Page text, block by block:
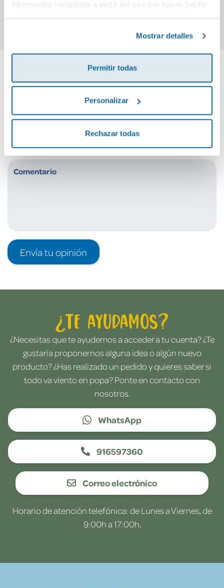
información recopilada a partir del uso que hayas hecho
Mostrar detalles
Permitir todas
Personalizar
Rechazar todas
Cuéntanos tu opinión
Debes iniciar sesión para poder valorarlo
Envía tu opinión
¿Te ayudamos?
¿Necesitas que te ayudemos a acceder a tu cuenta? ¿Te
gustaría proponernos alguna idea o algún nuevo
producto? ¿Has realizado un pedido y quieres saber si
todo va viento en popa? Ponte en contacto con
nosotros.
WhatsApp
916597360
Correo electrónico
Horario de atención telefónica: de Lunes a Viernes, de
9:00h a 17:00h.